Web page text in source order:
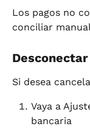
Los pagos no
conciliar
Si desea
Vaya a
bancaria